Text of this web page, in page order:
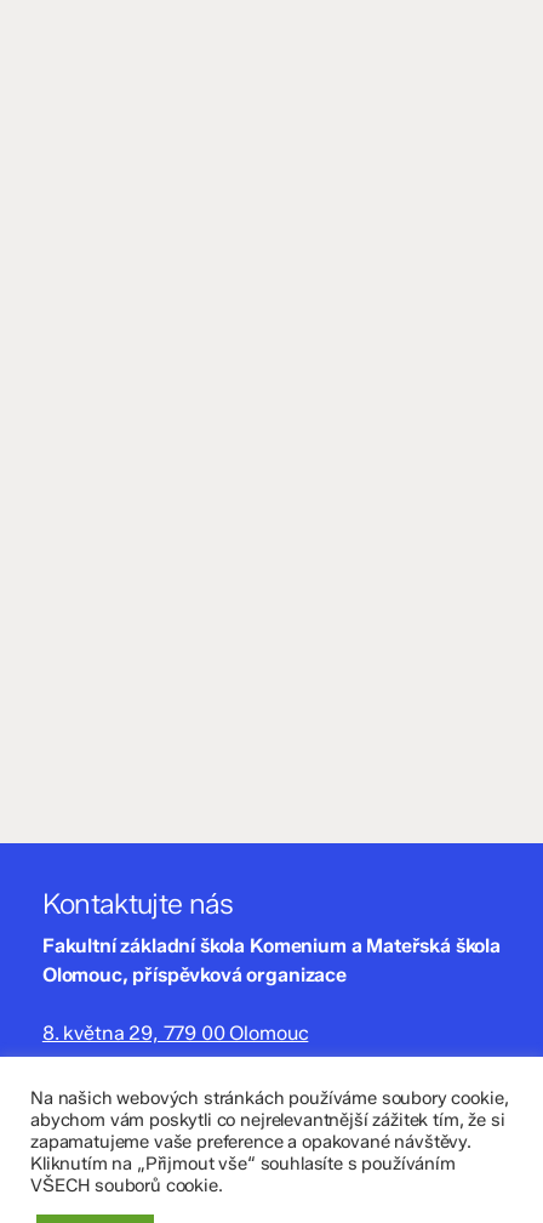
Kontaktujte nás
Fakultní základní škola Komenium a Mateřská škola
Olomouc, příspěvková organizace
8. května 29, 779 00 Olomouc
zskomenium@volny.cz
+420 585 208 220
Důležité údaje
Na našich webových stránkách používáme soubory cookie,
abychom vám poskytli co nejrelevantnější zážitek tím, že si
zapamatujeme vaše preference a opakované návštěvy.
Kliknutím na „Přijmout vše“ souhlasíte s používáním
VŠECH souborů cookie.